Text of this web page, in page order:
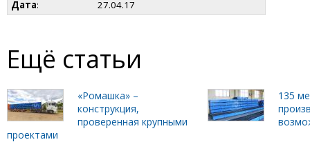
Дата: 27.04.17
Ещё статьи
«Ромашка» –
конструкция,
проверенная крупными
проектами
135